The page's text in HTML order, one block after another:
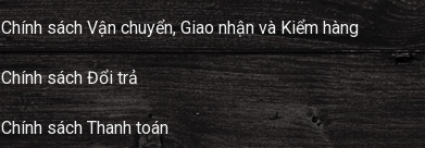
Chính sách Vận chuyển, Giao nhận và Kiểm hàng
Chính sách Đổi trả
Chính sách Thanh toán